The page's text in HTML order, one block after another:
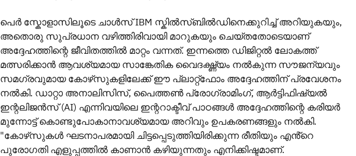
പെർ സ്കോളാസിലൂടെ ചാൾസ് IBM സ്കിൽസ്ബിൽഡിനെക്കുറിച്ച് അറിയുകയും,
അതൊരു സുപ്രധാന വഴിത്തിരിവായി മാറുകയും ചെയ്തതോടെയാണ്
അദ്ദേഹത്തിന്റെ ജീവിതത്തിൽ മാറ്റം വന്നത്. ഇന്നത്തെ ഡിജിറ്റൽ ലോകത്ത്
മത്സരിക്കാൻ ആവശ്യമായ സാങ്കേതിക വൈദഗ്ദ്ധ്യം നൽകുന്ന സൗജന്യവും
സമഗ്രവുമായ കോഴ്‌സുകളിലേക്ക് ഈ പ്ലാറ്റ്ഫോം അദ്ദേഹത്തിന് പ്രവേശനം
നൽകി. ഡാറ്റാ അനാലിസിസ്, പൈത്തൺ പ്രോഗ്രാമിംഗ്, ആർട്ടിഫിഷ്യൽ
ഇന്റലിജൻസ് (AI) എന്നിവയിലെ ഇന്ററാക്ടീവ് പാഠങ്ങൾ അദ്ദേഹത്തിന്റെ കരിയർ
മുന്നോട്ട് കൊണ്ടുപോകാനാവശ്യമായ അറിവും ഉപകരണങ്ങളും നൽകി.
"കോഴ്‌സുകൾ ഘടനാപരമായി ചിട്ടപ്പെടുത്തിയിരിക്കുന്ന രീതിയും എൻ്റെ
പുരോഗതി എളുപ്പത്തിൽ കാണാൻ കഴിയുന്നതും എനിക്കിഷ്ടമാണ്.